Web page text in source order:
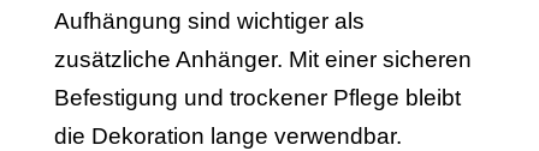
Aufhängung sind wichtiger als
zusätzliche Anhänger. Mit einer sicheren
Befestigung und trockener Pflege bleibt
die Dekoration lange verwendbar.